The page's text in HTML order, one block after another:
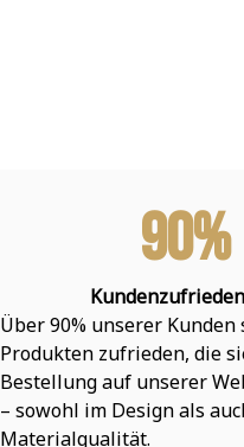
90%
Über 90% unserer
Produkten zufrieden, die
Bestellung auf unserer
– sowohl im Design als
Materialqualität.